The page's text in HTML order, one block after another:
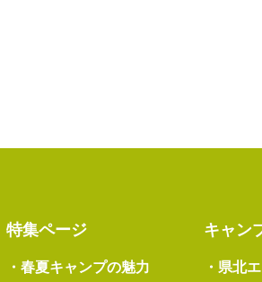
特集ページ
・ 春夏キャンプの魅力
キャン
・ 県北